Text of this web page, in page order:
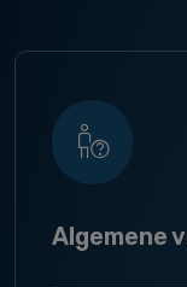
Algemene